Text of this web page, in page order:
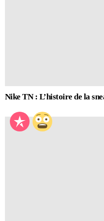
Nike TN : L’histoire de la